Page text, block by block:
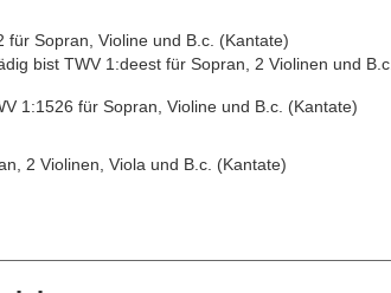
für Sopran, Violine und B.c. (Kantate)
bist TWV 1:deest für Sopran, 2 Violinen und B.c.
1:1526 für Sopran, Violine und B.c. (Kantate)
2 Violinen, Viola und B.c. (Kantate)